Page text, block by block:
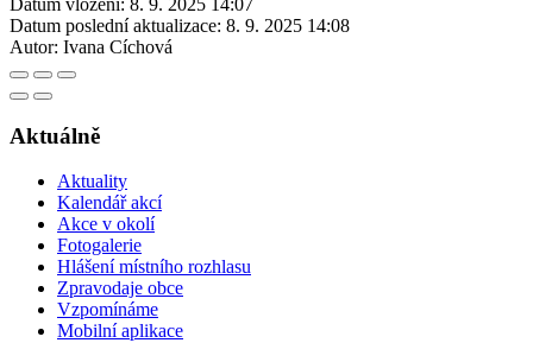
Datum poslední aktualizace: 8. 9. 2025 14:08
Autor: Ivana Cíchová
Aktuálně
Aktuality
Kalendář akcí
Akce v okolí
Fotogalerie
Hlášení místního rozhlasu
Zpravodaje obce
Vzpomínáme
Mobilní aplikace